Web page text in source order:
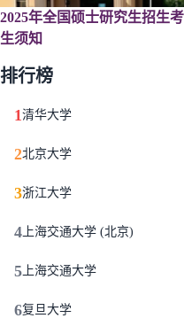
2025年全国硕士研究生招生
生须知
排行榜
1 清华大学
2北京大学
3浙江大学
4 上海交通大学 (北京)
5 上海交通大学
6复旦大学